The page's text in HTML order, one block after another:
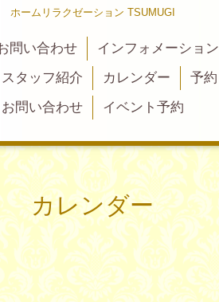
ホームリラクゼーション TSUMUGI
問い合わせ インフォメーション
スタッフ紹介 カレンダー 予約
お問い合わせ
イベント予約
カレンダー